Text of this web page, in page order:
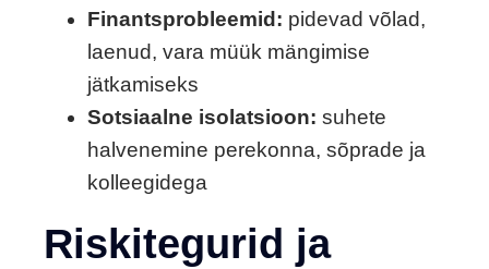
Finantsprobleemid: pidevad võlad,
laenud, vara müük mängimise
jätkamiseks
Sotsiaalne isolatsioon: suhete
halvenemine perekonna, sõprade ja
kolleegidega
Riskitegurid ja